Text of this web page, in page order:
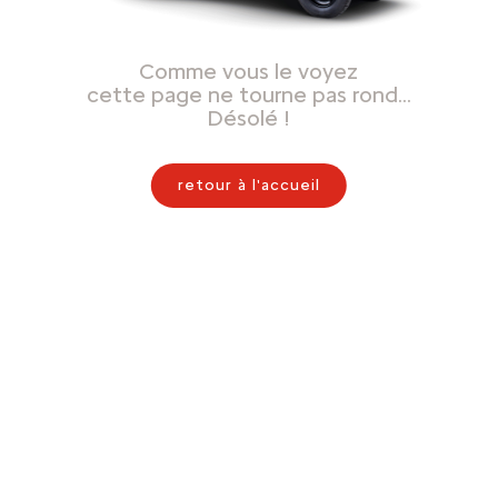
Comme vous le voyez
cette page ne tourne pas rond…
Désolé !
retour à l'accueil